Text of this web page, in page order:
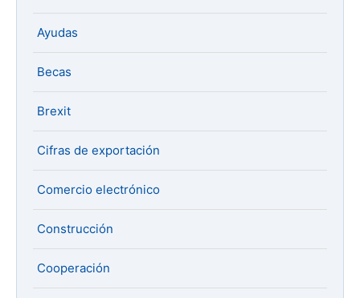
Ayudas
Becas
Brexit
Cifras de exportación
Comercio electrónico
Construcción
Cooperación